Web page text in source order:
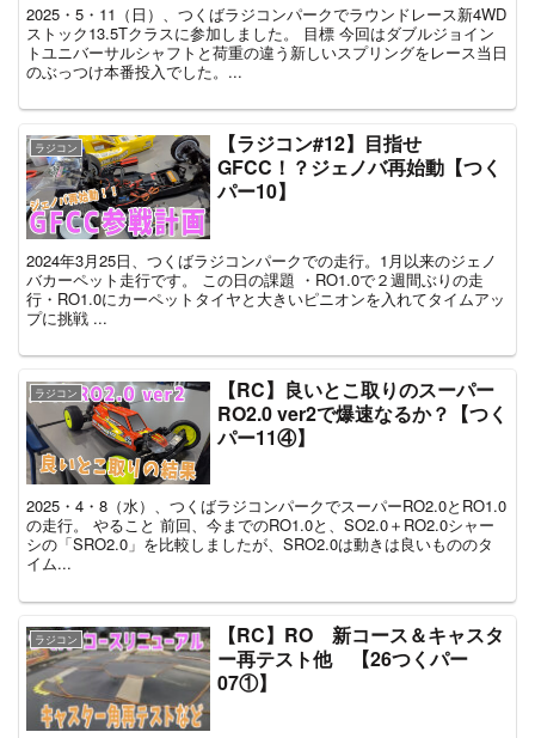
2025・5・11（日）、つくばラジコンパークでラウンドレース新4WD
ストック13.5Tクラスに参加しました。 目標 今回はダブルジョイン
トユニバーサルシャフトと荷重の違う新しいスプリングをレース当日
のぶっつけ本番投入でした。...
ラジコン
【ラジコン#12】目指せ
GFCC！？ジェノバ再始動【つく
パー10】
2024年3月25日、つくばラジコンパークでの走行。1月以来のジェノ
バカーペット走行です。 この日の課題 ・RO1.0で２週間ぶりの走
行・RO1.0にカーペットタイヤと大きいピニオンを入れてタイムアッ
プに挑戦 ...
ラジコン
【RC】良いとこ取りのスーパー
RO2.0 ver2で爆速なるか？【つく
パー11④】
2025・4・8（水）、つくばラジコンパークでスーパーRO2.0とRO1.0
の走行。 やること 前回、今までのRO1.0と、SO2.0＋RO2.0シャー
シの「SRO2.0」を比較しましたが、SRO2.0は動きは良いもののタ
イム...
ラジコン
【RC】RO 新コース＆キャスタ
ー再テスト他 【26つくパー
07①】